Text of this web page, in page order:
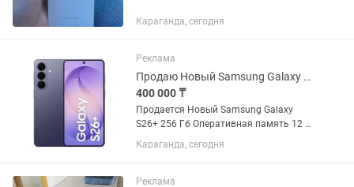
Караганда, сегодня
Реклама
Продаю Новый Samsung Galaxy S26 plus
400 000 ₸
Продается Новый Samsung Galaxy
S26+ 256 Гб Оперативная память 12 Гб
Цвет: Cobalt Violet.
Караганда, сегодня
Реклама